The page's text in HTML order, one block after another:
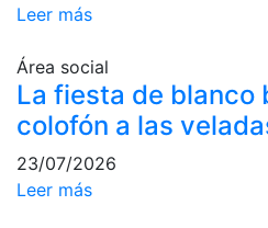
Leer más
Área social
La fiesta de blanco
colofón a las
23/07/2026
Leer más